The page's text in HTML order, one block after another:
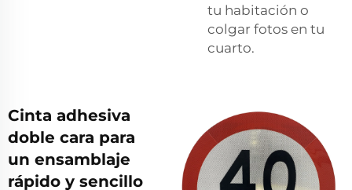
tu habitación o
colgar fotos en tu
cuarto.
Cinta adhesiva
doble cara para
un ensamblaje
rápido y sencillo